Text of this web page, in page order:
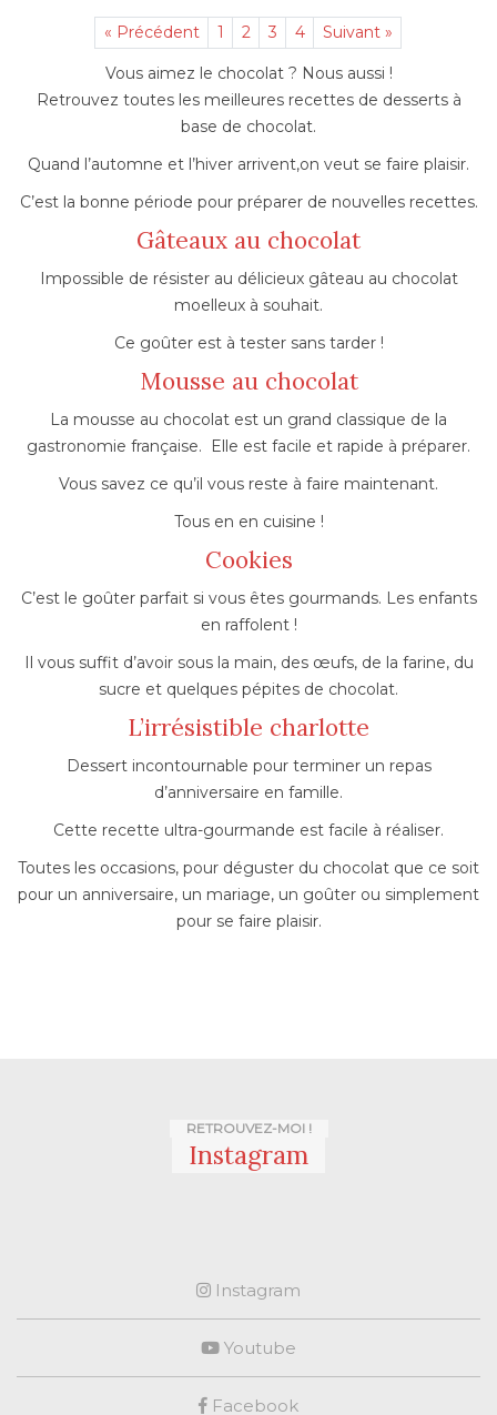
« Précédent 1 2 3 4 Suivant »
Vous aimez le chocolat ? Nous aussi !
Retrouvez toutes les meilleures recettes de desserts à
base de chocolat.
Quand l’automne et l’hiver arrivent,on veut se faire plaisir.
C’est la bonne période pour préparer de nouvelles recettes.
Gâteaux au chocolat
Impossible de résister au délicieux gâteau au chocolat
moelleux à souhait.
Ce goûter est à tester sans tarder !
Mousse au chocolat
La mousse au chocolat est un grand classique de la
gastronomie française. Elle est facile et rapide à préparer.
Vous savez ce qu’il vous reste à faire maintenant.
Tous en en cuisine !
Cookies
C’est le goûter parfait si vous êtes gourmands. Les enfants
en raffolent !
Il vous suffit d’avoir sous la main, des œufs, de la farine, du
sucre et quelques pépites de chocolat.
L’irrésistible charlotte
Dessert incontournable pour terminer un repas
d’anniversaire en famille.
Cette recette ultra-gourmande est facile à réaliser.
Toutes les occasions, pour déguster du chocolat que ce soit
pour un anniversaire, un mariage, un goûter ou simplement
pour se faire plaisir.
RETROUVEZ-MOI !
Instagram
Instagram
Youtube
Facebook